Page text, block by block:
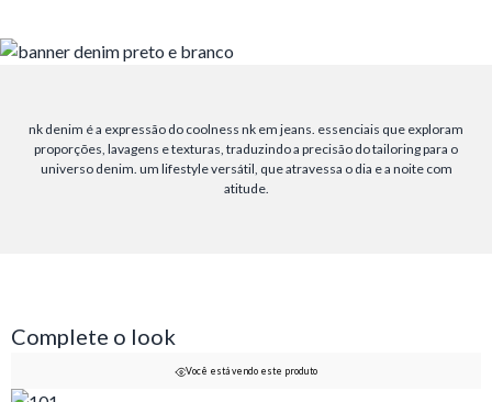
nk denim é a expressão do coolness nk em jeans. essenciais que exploram
proporções, lavagens e texturas, traduzindo a precisão do tailoring para o
universo denim. um lifestyle versátil, que atravessa o dia e a noite com
atitude.
Complete o look
Você está vendo este produto